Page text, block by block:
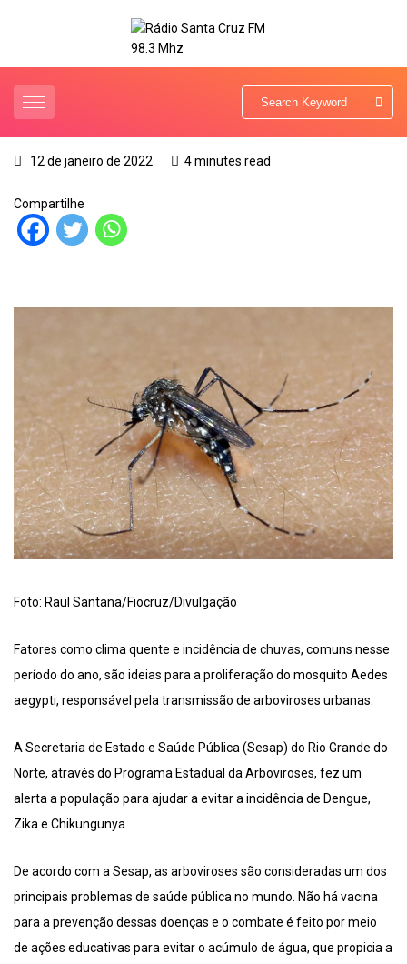
12 de janeiro de 2022 4 minutes read
Compartilhe
Foto: Raul Santana/Fiocruz/Divulgação
Fatores como clima quente e incidência de chuvas, comuns nesse
período do ano, são ideias para a proliferação do mosquito Aedes
aegypti, responsável pela transmissão de arboviroses urbanas.
A Secretaria de Estado e Saúde Pública (Sesap) do Rio Grande do
Norte, através do Programa Estadual da Arboviroses, fez um
alerta a população para ajudar a evitar a incidência de Dengue,
Zika e Chikungunya.
De acordo com a Sesap, as arboviroses são consideradas um dos
principais problemas de saúde pública no mundo. Não há vacina
para a prevenção dessas doenças e o combate é feito por meio
de ações educativas para evitar o acúmulo de água, que propicia a